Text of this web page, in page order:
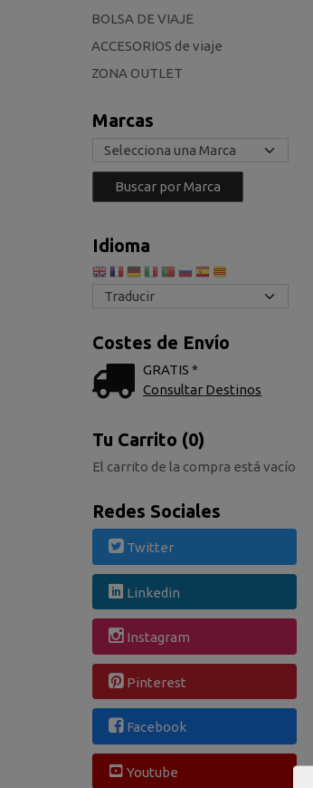
BOLSA DE VIAJE
ACCESORIOS de viaje
ZONA OUTLET
Marcas
Idioma
Costes de Envío
GRATIS *
Consultar Destinos
Tu Carrito (0)
El carrito de la compra está vacío
Redes Sociales
Twitter
Linkedin
Instagram
Pinterest
Facebook
Youtube